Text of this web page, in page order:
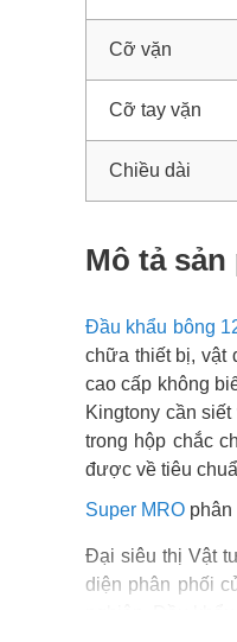
Cỡ vặn
Cỡ tay vặn
Chiều dài
Mô tả sản
Đầu khẩu bông
chữa thiết bị, vật
cao cấp không
Kingtony cần
trong hộp chắc
được về tiêu
Super MRO phân
Đại siêu thị Vật
diện phân phối